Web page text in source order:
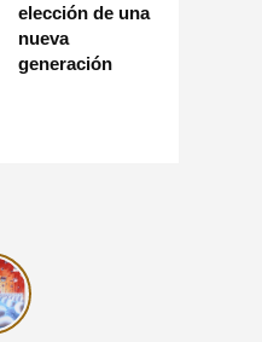
elección de una
nueva
generación